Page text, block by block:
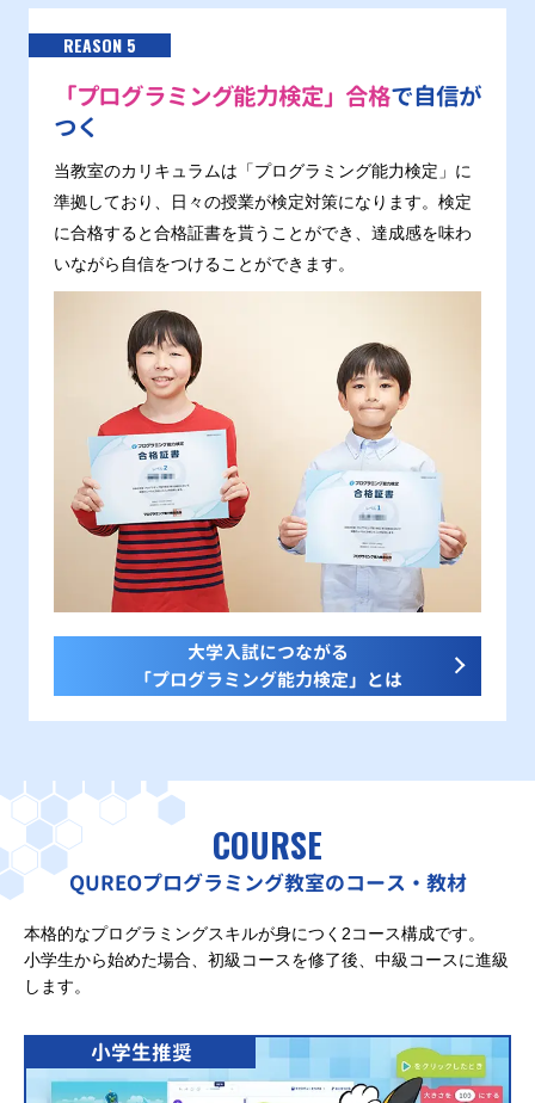
REASON 5
「プログラミング能力検定」合格で自信が
つく
当教室のカリキュラムは「プログラミング能力検定」に
準拠しており、日々の授業が検定対策になります。検定
に合格すると合格証書を貰うことができ、達成感を味わ
いながら自信をつけることができます。
大学入試につながる
「プログラミング能力検定」とは
COURSE
QUREOプログラミング教室のコース・教材
本格的なプログラミングスキルが身につく2コース構成です。
小学生から始めた場合、初級コースを修了後、中級コースに進級
します。
小学生推奨